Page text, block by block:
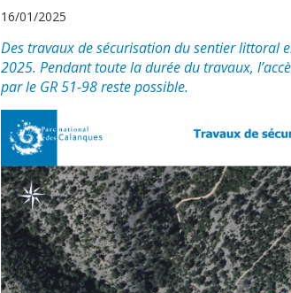
16/01/2025
Des travaux de sécurisation du sentier littoral
2025. Pendant toute la durée du travaux,
par le GR 51-98 reste possible.